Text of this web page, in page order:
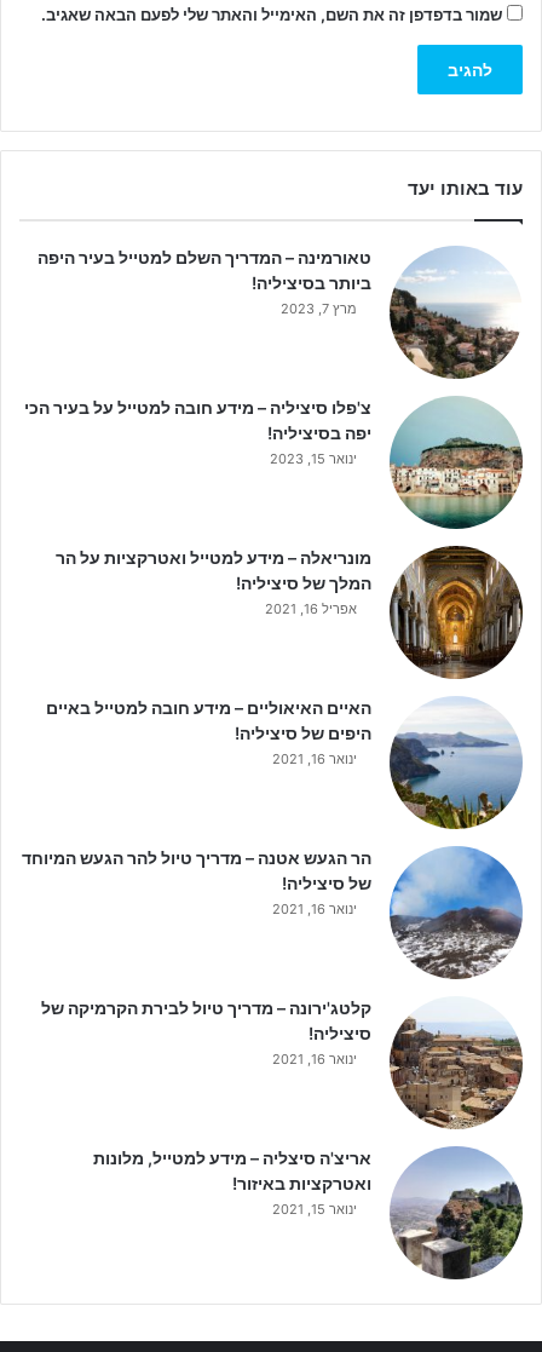
שמור בדפדפן זה את השם, האימייל והאתר שלי לפעם הבאה שאגיב.
עוד באותו יעד
טאורמינה – המדריך השלם למטייל בעיר היפה
ביותר בסיציליה!
מרץ 7, 2023
צ'פלו סיציליה – מידע חובה למטייל על בעיר הכי
יפה בסיציליה!
ינואר 15, 2023
מונריאלה – מידע למטייל ואטרקציות על הר
המלך של סיציליה!
אפריל 16, 2021
האיים האיאוליים – מידע חובה למטייל באיים
היפים של סיציליה!
ינואר 16, 2021
הר הגעש אטנה – מדריך טיול להר הגעש המיוחד
של סיציליה!
ינואר 16, 2021
קלטג'ירונה – מדריך טיול לבירת הקרמיקה של
סיציליה!
ינואר 16, 2021
אריצ'ה סיצליה – מידע למטייל, מלונות
ואטרקציות באיזור!
ינואר 15, 2021